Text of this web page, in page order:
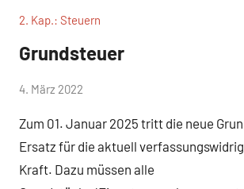
2. Kap.: Steuern
Grundsteuer
von
Doll
4. März 2022
Zum 01. Januar 2025 tritt die neue
Ersatz für die aktuell
Kraft. Dazu müssen alle